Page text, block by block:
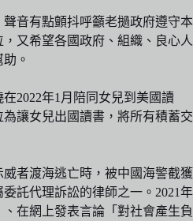
音有點顫抖呼籲老撾政府遵守本
又希望各國政府、組織、良心人
。
2022年1月陪同女兒到美國讀
讓女兒出國讀書，將所有積蓄交
威者渡海逃亡時，被中國海警截獲
託代理訴訟的律師之一。2021年
在網上發表言論「對社會產生負